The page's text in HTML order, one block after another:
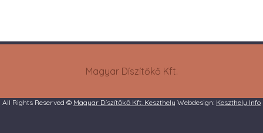
Magyar Díszítőkő Kft.
All Rights Reserved © Magyar Díszítőkő Kft. Keszthely Webdesign: Keszthely Info